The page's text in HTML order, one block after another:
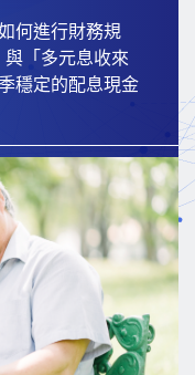
何進行財務規
「多元息收來
穩定的配息現金